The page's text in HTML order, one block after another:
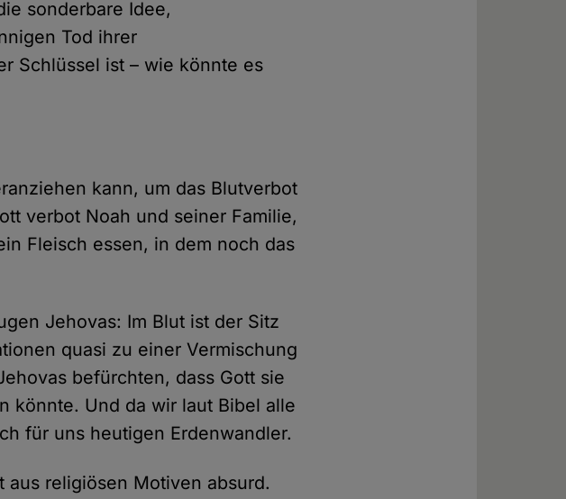
sonderbare Idee,
Tod ihrer
Schlüssel ist – wie könnte es
kann, um das Blutverbot
verbot Noah und seiner Familie,
Fleisch essen, in dem noch das
Jehovas: Im Blut ist der Sitz
quasi zu einer Vermischung
befürchten, dass Gott sie
könnte. Und da wir laut Bibel alle
für uns heutigen Erdenwandler.
aus religiösen Motiven absurd.